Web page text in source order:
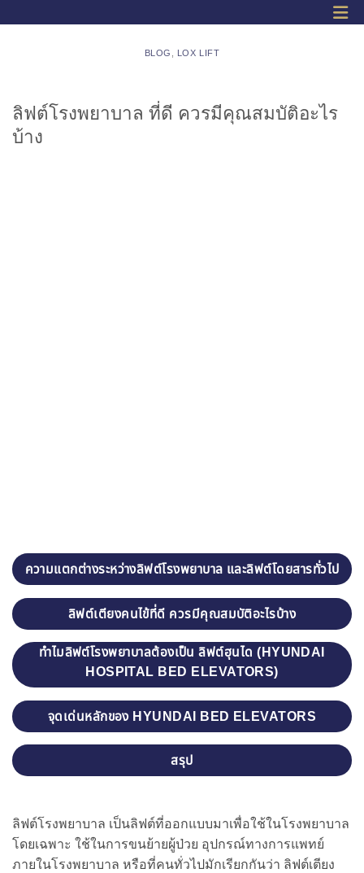
BLOG LOX LIFT
ลิฟต์โรงพยาบาล ที่ดี ควรมีคุณสมบัติอะไร
บ้าง
ความแตกต่างระหว่างลิฟต์โรงพยาบาล และลิฟต์โดยสารทั่วไป
ลิฟต์เตียงคนไข้ที่ดี ควรมีคุณสมบัติอะไรบ้าง
ทำไมลิฟต์โรงพยาบาลต้องเป็น ลิฟต์ฮุนได (HYUNDAI
HOSPITAL BED ELEVATORS)
จุดเด่นหลักของ HYUNDAI BED ELEVATORS
สรุป
ลิฟต์โรงพยาบาล เป็นลิฟต์ที่ออกแบบมาเพื่อใช้ในโรงพยาบาล
โดยเฉพาะ ใช้ในการขนย้ายผู้ป่วย อุปกรณ์ทางการแพทย์
ภายในโรงพยาบาล หรือที่คนทั่วไปมักเรียกกันว่า ลิฟต์เตียง